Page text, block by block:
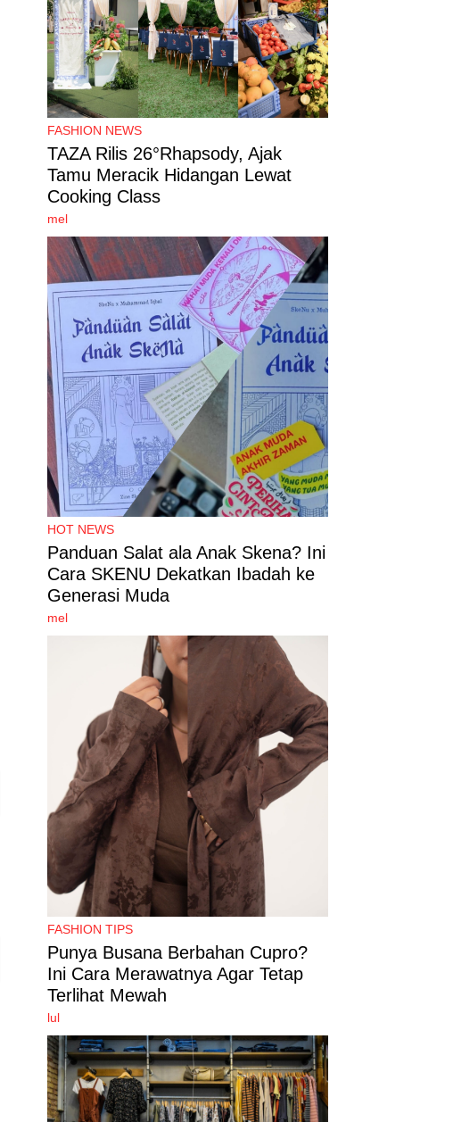
FASHION NEWS
TAZA Rilis 26°Rhapsody, Ajak
Tamu Meracik Hidangan Lewat
Cooking Class
mel
HOT NEWS
Panduan Salat ala Anak Skena? Ini
Cara SKENU Dekatkan Ibadah ke
Generasi Muda
mel
FASHION TIPS
Punya Busana Berbahan Cupro?
Ini Cara Merawatnya Agar Tetap
Terlihat Mewah
lul